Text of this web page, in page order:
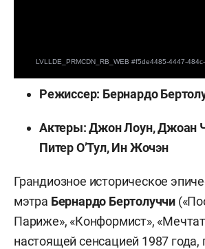
Режиссер: Бернардо
Актеры: Джон Лоун, Джоан
Питер О’Тул, Ин Жочэн
Грандиозное историческое
мэтра Бернардо Бертолуччи
Париже», «Конформист»,
настоящей сенсацией 1987 года,